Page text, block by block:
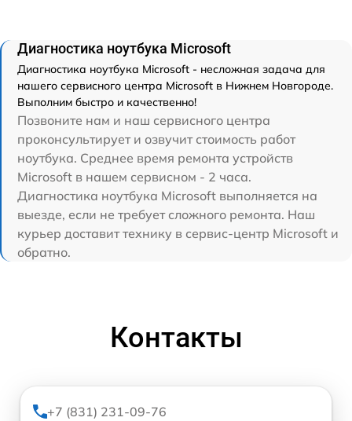
Диагностика ноутбука Microsoft
Диагностика ноутбука Microsoft - несложная задача для
нашего сервисного центра Microsoft в Нижнем Новгороде.
Выполним быстро и качественно!
Позвоните нам и наш сервисного центра
проконсультирует и озвучит стоимость работ
ноутбука. Среднее время ремонта устройств
Microsoft в нашем сервисном - 2 часа.
Диагностика ноутбука Microsoft выполняется на
выезде, если не требует сложного ремонта. Наш
курьер доставит технику в сервис-центр Microsoft и
обратно.
Контакты
+7 (831) 231-09-76